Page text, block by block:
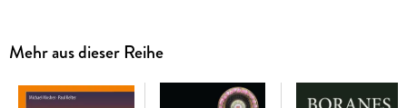
and coatings.
Mehr aus dieser Reihe